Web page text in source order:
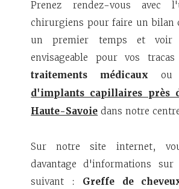
Prenez rendez-vous avec
chirurgiens pour faire un bilan
un premier temps et
envisageable pour vos
traitements médicaux ou
d'implants capillaires près
Haute-Savoie dans notre
Sur notre site internet,
davantage d'informations sur
suivant : Greffe de